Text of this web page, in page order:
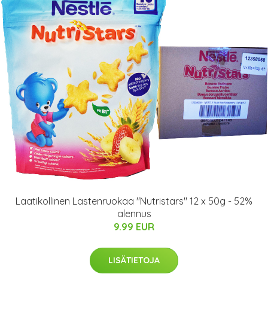
Laatikollinen Lastenruokaa "Nutristars" 12 x 50g - 52%
alennus
9.99 EUR
LISÄTIETOJA